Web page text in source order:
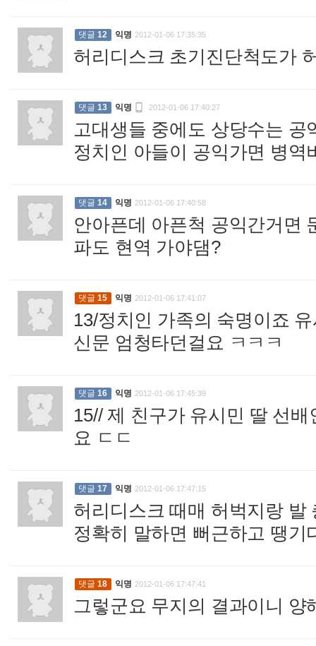
댓글 12 익명 2012-01-06 17:35:35
허리디스크 초기진단척도가
댓글 13 익명  2012-01-06 17:40:27
고대생들 중에도 상당수는 공
정치인 아들이 공익가면 병
댓글 14 익명 2012-01-06 17:40:58
안아픈데 아픈척 공익간거면
파도 현역 가야댐?
댓글 15 익명 2012-01-06 17:41:07
13/정치인 가족의 숙명이죠
신문 엄청타던걸요 ㅋㅋㅋ
댓글 16 익명 2012-01-06 17:45:39
15// 제 친구가 유시민 딸 선
요 ㄷㄷ
댓글 17 익명 2012-01-06 17:47:15
허리디스크 때매 허벅지랑 발
정확히 말하면 뻐근하고 땡
댓글 18 익명 2012-01-06 17:47:41
그렇군요 무지의 결과이니